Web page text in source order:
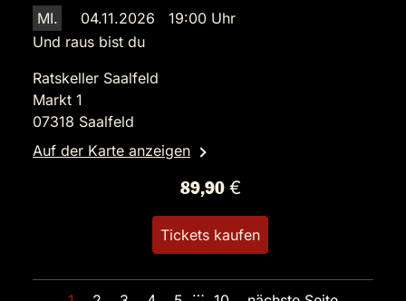
MI.
04.11.2026 19:00 Uhr
Und raus bist du
Ratskeller Saalfeld
Markt 1
07318 Saalfeld
Auf der Karte anzeigen
89,90 €
Tickets kaufen
…